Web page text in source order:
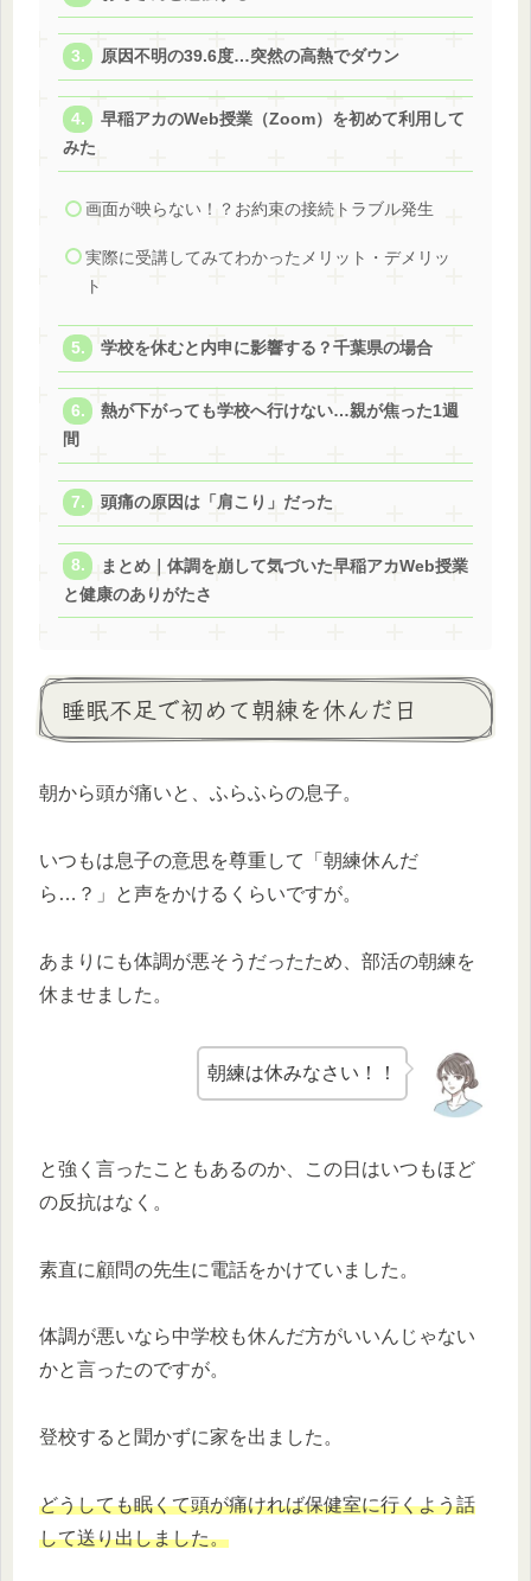
原因不明の39.6度…突然の高熱でダウン
早稲アカのWeb授業（Zoom）を初めて利用して
みた
画面が映らない！？お約束の接続トラブル発生
実際に受講してみてわかったメリット・デメリッ
ト
学校を休むと内申に影響する？千葉県の場合
熱が下がっても学校へ行けない…親が焦った1週
間
頭痛の原因は「肩こり」だった
まとめ｜体調を崩して気づいた早稲アカWeb授業
と健康のありがたさ
睡眠不足で初めて朝練を休んだ日
朝から頭が痛いと、ふらふらの息子。
いつもは息子の意思を尊重して「朝練休んだ
ら…？」と声をかけるくらいですが。
あまりにも体調が悪そうだったため、部活の朝練を
休ませました。
朝練は休みなさい！！
と強く言ったこともあるのか、この日はいつもほど
の反抗はなく。
素直に顧問の先生に電話をかけていました。
体調が悪いなら中学校も休んだ方がいいんじゃない
かと言ったのですが。
登校すると聞かずに家を出ました。
どうしても眠くて頭が痛ければ保健室に行くよう話
して送り出しました。